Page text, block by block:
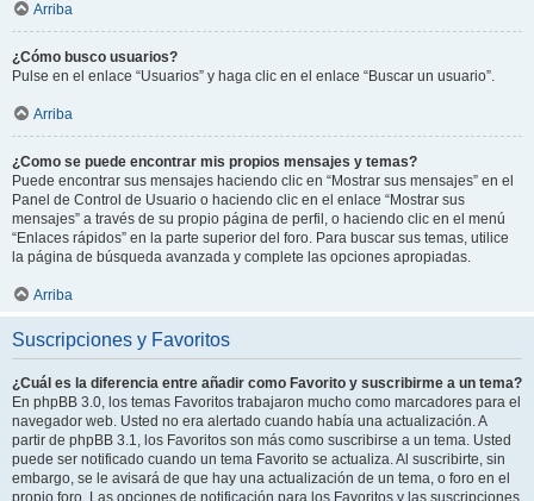
Arriba
¿Cómo busco usuarios?
Pulse en el enlace “Usuarios” y haga clic en el enlace “Buscar un usuario”.
Arriba
¿Como se puede encontrar mis propios mensajes y temas?
Puede encontrar sus mensajes haciendo clic en “Mostrar sus mensajes” en el
Panel de Control de Usuario o haciendo clic en el enlace “Mostrar sus
mensajes” a través de su propio página de perfil, o haciendo clic en el menú
“Enlaces rápidos” en la parte superior del foro. Para buscar sus temas, utilice
la página de búsqueda avanzada y complete las opciones apropiadas.
Arriba
Suscripciones y Favoritos
¿Cuál es la diferencia entre añadir como Favorito y suscribirme a un tema?
En phpBB 3.0, los temas Favoritos trabajaron mucho como marcadores para el
navegador web. Usted no era alertado cuando había una actualización. A
partir de phpBB 3.1, los Favoritos son más como suscribirse a un tema. Usted
puede ser notificado cuando un tema Favorito se actualiza. Al suscribirte, sin
embargo, se le avisará de que hay una actualización de un tema, o foro en el
propio foro. Las opciones de notificación para los Favoritos y las suscripciones